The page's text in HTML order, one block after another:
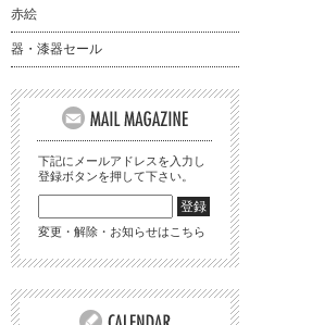
赤絵
器・漆器セール
下記にメールアドレスを入力し
登録ボタンを押して下さい。
変更・解除・お知らせはこちら